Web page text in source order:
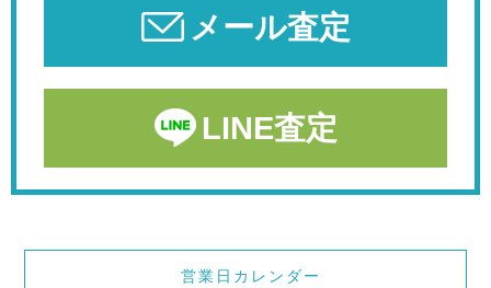
メール査定
LINE査定
営業日カレンダー